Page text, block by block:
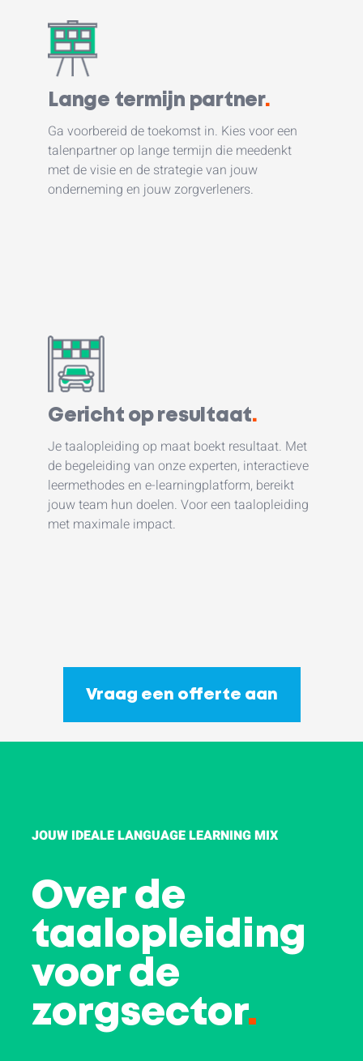
Lange termijn partner.
Ga voorbereid de toekomst in. Kies voor een
talenpartner op lange termijn die meedenkt
met de visie en de strategie van jouw
onderneming en jouw zorgverleners.
Gericht op resultaat.
Je taalopleiding op maat boekt resultaat. Met
de begeleiding van onze experten, interactieve
leermethodes en e-learningplatform, bereikt
jouw team hun doelen. Voor een taalopleiding
met maximale impact.
Vraag een offerte aan
JOUW IDEALE LANGUAGE LEARNING MIX
Over de
taalopleiding
voor de
zorgsector.